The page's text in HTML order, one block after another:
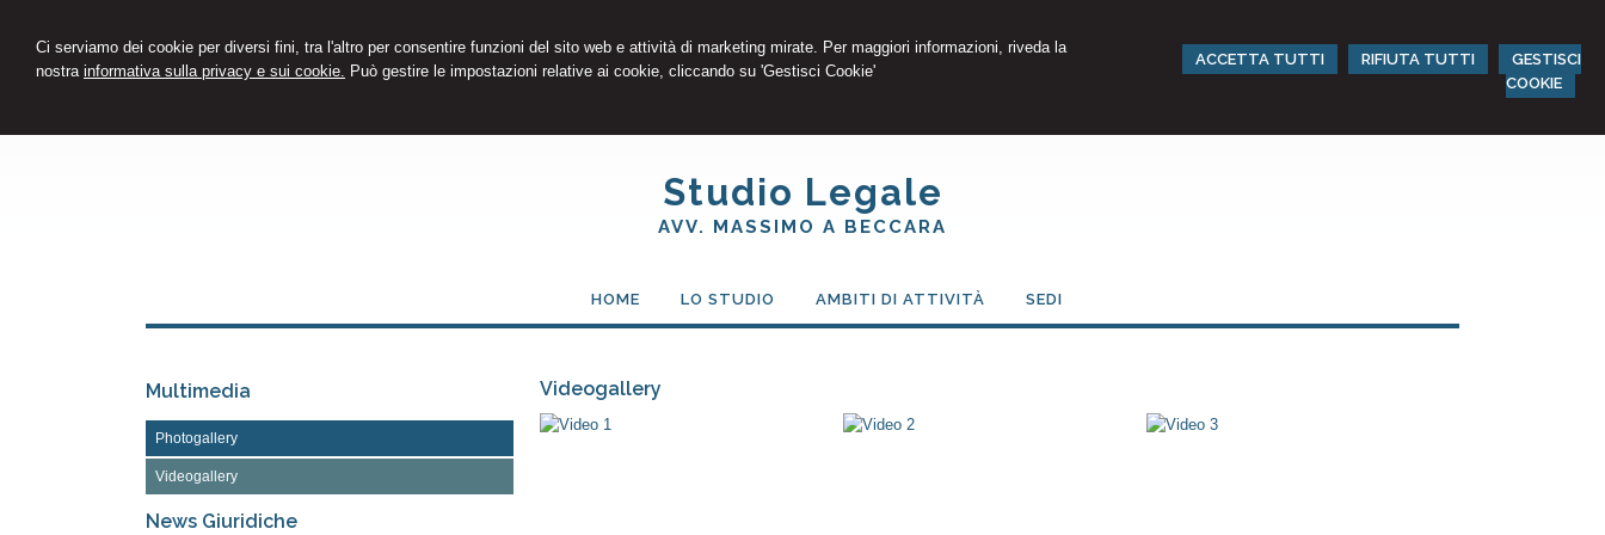
Ci serviamo dei cookie per diversi fini, tra l'altro per consentire funzioni del sito web e attività di marketing mirate. Per maggiori informazioni, riveda la
nostra informativa sulla privacy e sui cookie. Può gestire le impostazioni relative ai cookie, cliccando su 'Gestisci Cookie'
ACCETTA TUTTI RIFIUTA TUTTI
GESTISCI
COOKIE
Studio Legale
AVV. MASSIMO A BECCARA
HOME LO STUDIO AMBITI DI ATTIVITÀ SEDI
Videogallery
Multimedia
Photogallery
Videogallery
News Giuridiche